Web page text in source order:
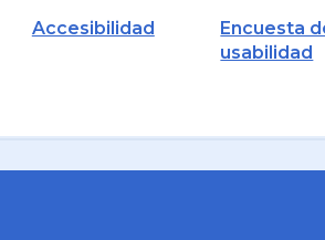
Accesibilidad
Encuesta
usabilidad